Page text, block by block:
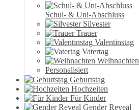
Schul- & Uni-Abschluss
Silvester
Trauer
Valentinstag
Vatertag
Weihnachten
Personalisiert
Geburtstag
Hochzeiten
Für Kinder
Gender Reveal